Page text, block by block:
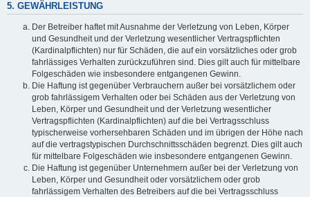
5. GEWÄHRLEISTUNG
Der Betreiber haftet mit Ausnahme der Verletzung von Leben, Körper
und Gesundheit und der Verletzung wesentlicher Vertragspflichten
(Kardinalpflichten) nur für Schäden, die auf ein vorsätzliches oder grob
fahrlässiges Verhalten zurückzuführen sind. Dies gilt auch für mittelbare
Folgeschäden wie insbesondere entgangenen Gewinn.
Die Haftung ist gegenüber Verbrauchern außer bei vorsätzlichem oder
grob fahrlässigem Verhalten oder bei Schäden aus der Verletzung von
Leben, Körper und Gesundheit und der Verletzung wesentlicher
Vertragspflichten (Kardinalpflichten) auf die bei Vertragsschluss
typischerweise vorhersehbaren Schäden und im übrigen der Höhe nach
auf die vertragstypischen Durchschnittsschäden begrenzt. Dies gilt auch
für mittelbare Folgeschäden wie insbesondere entgangenen Gewinn.
Die Haftung ist gegenüber Unternehmern außer bei der Verletzung von
Leben, Körper und Gesundheit oder vorsätzlichem oder grob
fahrlässigem Verhalten des Betreibers auf die bei Vertragsschluss